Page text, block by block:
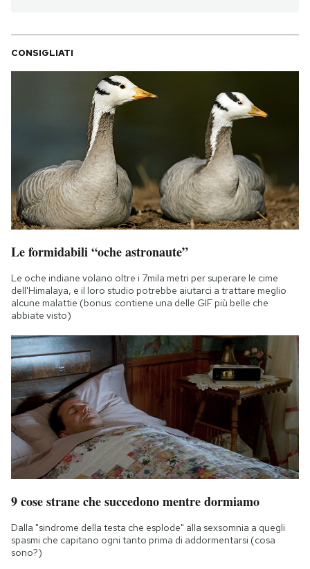
CONSIGLIATI
Le formidabili “oche astronaute”
Le oche indiane volano oltre i 7mila metri per superare le cime
dell'Himalaya, e il loro studio potrebbe aiutarci a trattare meglio
alcune malattie (bonus: contiene una delle GIF più belle che
abbiate visto)
9 cose strane che succedono mentre dormiamo
Dalla "sindrome della testa che esplode" alla sexsomnia a quegli
spasmi che capitano ogni tanto prima di addormentarsi (cosa
sono?)